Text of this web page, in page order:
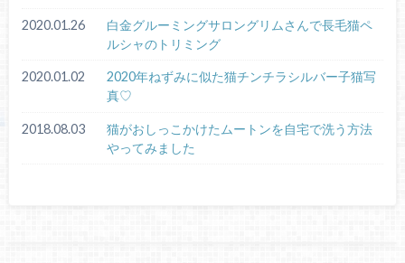
2020.01.26
白金グルーミングサロングリムさんで長毛猫ペ
ルシャのトリミング
2020.01.02
2020年ねずみに似た猫チンチラシルバー子猫写
真♡
2018.08.03
猫がおしっこかけたムートンを自宅で洗う方法
やってみました